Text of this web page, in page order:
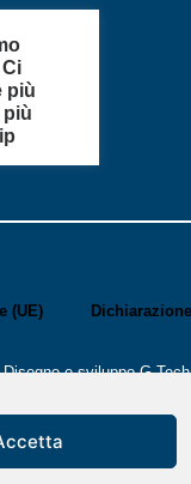
più
più
(UE)
Disegno e sviluppoG